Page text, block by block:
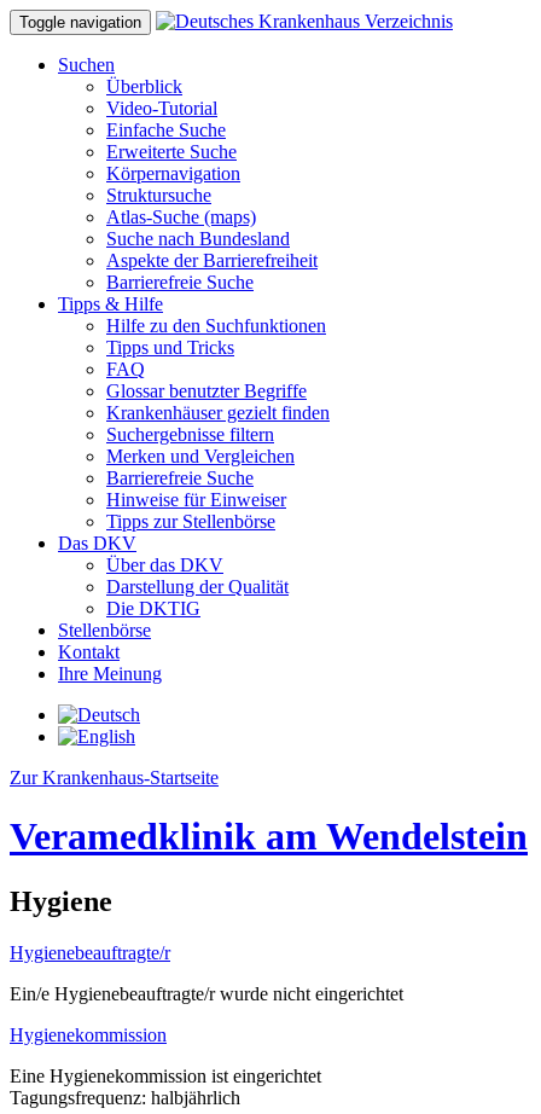
Toggle navigation
Suchen
Überblick
Video-Tutorial
Einfache Suche
Erweiterte Suche
Körpernavigation
Struktursuche
Atlas-Suche (maps)
Suche nach Bundesland
Aspekte der Barrierefreiheit
Barrierefreie Suche
Tipps & Hilfe
Hilfe zu den Suchfunktionen
Tipps und Tricks
FAQ
Glossar benutzter Begriffe
Krankenhäuser gezielt finden
Suchergebnisse filtern
Merken und Vergleichen
Barrierefreie Suche
Hinweise für Einweiser
Tipps zur Stellenbörse
Das DKV
Über das DKV
Darstellung der Qualität
Die DKTIG
Stellenbörse
Kontakt
Ihre Meinung
Zur Krankenhaus-Startseite
Veramedklinik am Wendelstein
Hygiene
Hygienebeauftragte/r
Ein/e Hygienebeauftragte/r wurde nicht eingerichtet
Hygienekommission
Eine Hygienekommission ist eingerichtet
Tagungsfrequenz: halbjährlich